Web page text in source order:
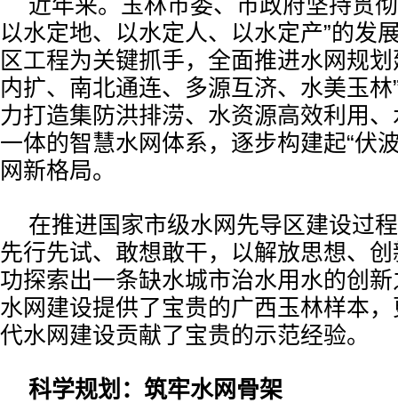
近年来。玉林市委、市政府坚持贯
以水定地、以水定人、以水定产”的发
区工程为关键抓手，全面推进水网规
内扩、南北通连、多源互济、水美玉
力打造集防洪排涝、水资源高效利用
一体的智慧水网体系，逐步构建起“伏
网新格局。
在推进国家市级水网先导区建设过
先行先试、敢想敢干，以解放思想、
功探索出一条缺水城市治水用水的创
水网建设提供了宝贵的广西玉林样本
代水网建设贡献了宝贵的示范经验。
科学规划：筑牢水网骨架